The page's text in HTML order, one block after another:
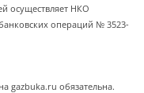
осуществляет НКО
операций № 3523-
gazbuka.ru обязательна.